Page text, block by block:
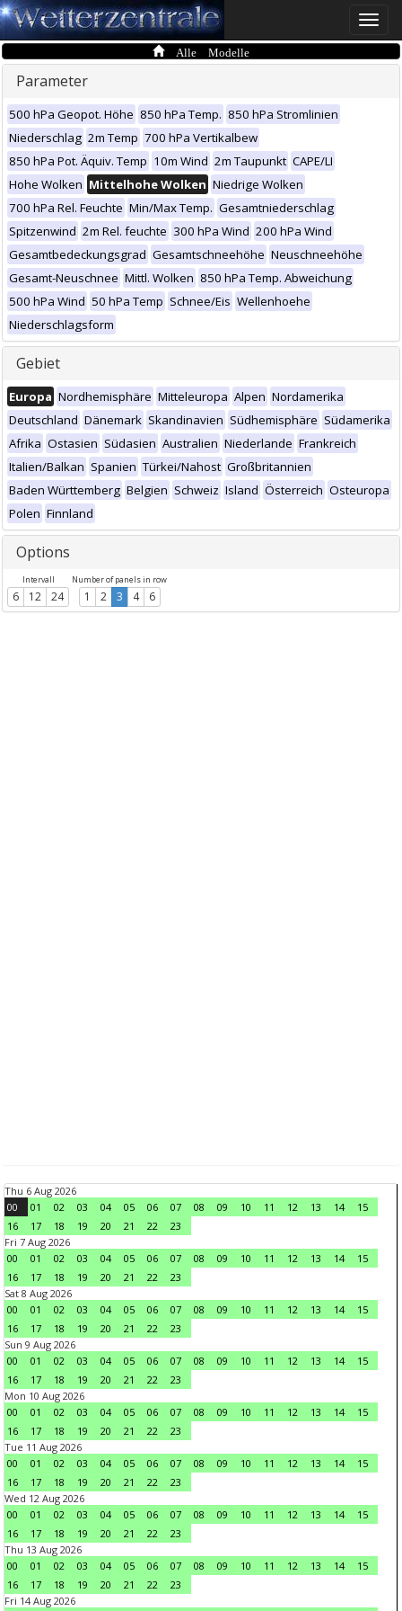
Toggle
Alle Modelle
Parameter
500 hPa Geopot. Höhe 850 hPa Temp. 850 hPa Stromlinien
Niederschlag 2m Temp 700 hPa Vertikalbew
850 hPa Pot. Äquiv. Temp 10m Wind 2m Taupunkt CAPE/LI
Hohe Wolken Mittelhohe Wolken Niedrige Wolken
700 hPa Rel. Feuchte Min/Max Temp. Gesamtniederschlag
Spitzenwind 2m Rel. feuchte 300 hPa Wind 200 hPa Wind
Gesamtbedeckungsgrad Gesamtschneehöhe Neuschneehöhe
Gesamt-Neuschnee Mittl. Wolken 850 hPa Temp. Abweichung
500 hPa Wind 50 hPa Temp Schnee/Eis Wellenhoehe
Niederschlagsform
Gebiet
Europa Nordhemisphäre Mitteleuropa Alpen Nordamerika
Deutschland Dänemark Skandinavien Südhemisphäre Südamerika
Afrika Ostasien Südasien Australien Niederlande Frankreich
Italien/Balkan Spanien Türkei/Nahost Großbritannien
Baden Württemberg Belgien Schweiz Island Österreich Osteuropa
Polen Finnland
Options
Intervall
6 12 24
Number of panels in row
1 2 3 4 6
Thu 6 Aug 2026
00
01 02 03 04 05 06 07 08 09 10 11 12 13 14
15
16
17 18 19 20 21 22
23
Fri 7 Aug 2026
00
01 02 03 04 05 06 07 08 09 10 11 12 13 14
15
16
17 18 19 20 21 22
23
Sat 8 Aug 2026
00
01 02 03 04 05 06 07 08 09 10 11 12 13 14
15
16
17 18 19 20 21 22
23
Sun 9 Aug 2026
00
01 02 03 04 05 06 07 08 09 10 11 12 13 14
15
16
17 18 19 20 21 22
23
Mon 10 Aug 2026
00
01 02 03 04 05 06 07 08 09 10 11 12 13 14
15
16
17 18 19 20 21 22
23
Tue 11 Aug 2026
00
01 02 03 04 05 06 07 08 09 10 11 12 13 14
15
16
17 18 19 20 21 22
23
Wed 12 Aug 2026
00
01 02 03 04 05 06 07 08 09 10 11 12 13 14
15
16
17 18 19 20 21 22
23
Thu 13 Aug 2026
00
01 02 03 04 05 06 07 08 09 10 11 12 13 14
15
16
17 18 19 20 21 22
23
Fri 14 Aug 2026